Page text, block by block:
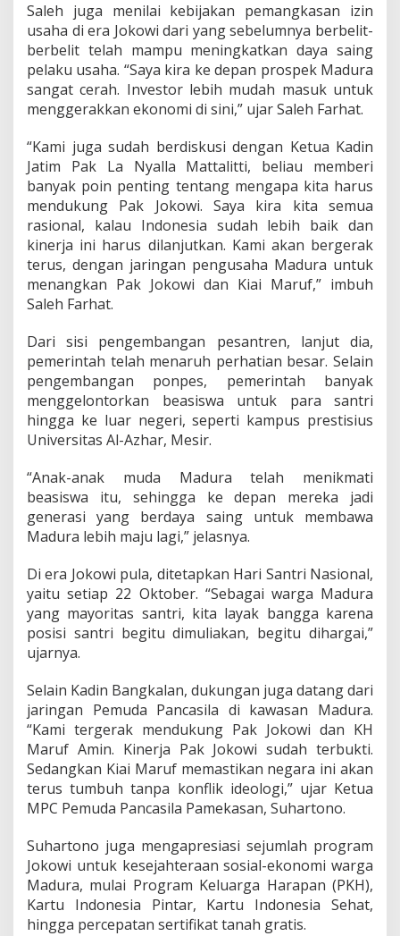
Saleh juga menilai kebijakan pemangkasan izin
usaha di era Jokowi dari yang sebelumnya berbelit-
berbelit telah mampu meningkatkan daya saing
pelaku usaha. “Saya kira ke depan prospek Madura
sangat cerah. Investor lebih mudah masuk untuk
menggerakkan ekonomi di sini,” ujar Saleh Farhat.
“Kami juga sudah berdiskusi dengan Ketua Kadin
Jatim Pak La Nyalla Mattalitti, beliau memberi
banyak poin penting tentang mengapa kita harus
mendukung Pak Jokowi. Saya kira kita semua
rasional, kalau Indonesia sudah lebih baik dan
kinerja ini harus dilanjutkan. Kami akan bergerak
terus, dengan jaringan pengusaha Madura untuk
menangkan Pak Jokowi dan Kiai Maruf,” imbuh
Saleh Farhat.
Dari sisi pengembangan pesantren, lanjut dia,
pemerintah telah menaruh perhatian besar. Selain
pengembangan ponpes, pemerintah banyak
menggelontorkan beasiswa untuk para santri
hingga ke luar negeri, seperti kampus prestisius
Universitas Al-Azhar, Mesir.
“Anak-anak muda Madura telah menikmati
beasiswa itu, sehingga ke depan mereka jadi
generasi yang berdaya saing untuk membawa
Madura lebih maju lagi,” jelasnya.
Di era Jokowi pula, ditetapkan Hari Santri Nasional,
yaitu setiap 22 Oktober. “Sebagai warga Madura
yang mayoritas santri, kita layak bangga karena
posisi santri begitu dimuliakan, begitu dihargai,”
ujarnya.
Selain Kadin Bangkalan, dukungan juga datang dari
jaringan Pemuda Pancasila di kawasan Madura.
“Kami tergerak mendukung Pak Jokowi dan KH
Maruf Amin. Kinerja Pak Jokowi sudah terbukti.
Sedangkan Kiai Maruf memastikan negara ini akan
terus tumbuh tanpa konflik ideologi,” ujar Ketua
MPC Pemuda Pancasila Pamekasan, Suhartono.
Suhartono juga mengapresiasi sejumlah program
Jokowi untuk kesejahteraan sosial-ekonomi warga
Madura, mulai Program Keluarga Harapan (PKH),
Kartu Indonesia Pintar, Kartu Indonesia Sehat,
hingga percepatan sertifikat tanah gratis.